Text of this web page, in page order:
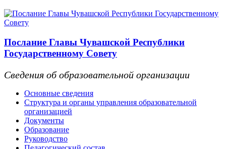
Послание Главы Чувашской Республики
Государственному Совету
Сведения об образовательной организации
Основные сведения
Структура и органы управления образовательной
организацией
Документы
Образование
Руководство